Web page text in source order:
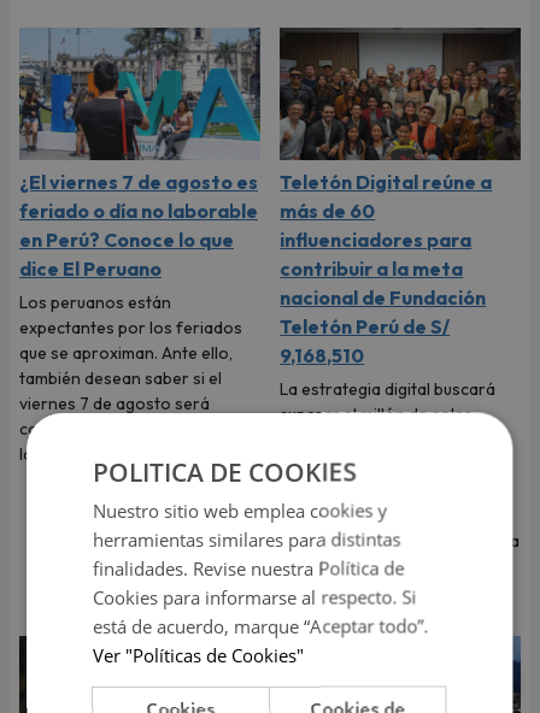
¿El viernes 7 de agosto es
feriado o día no laborable
en Perú? Conoce lo que
dice El Peruano
Los peruanos están
expectantes por los feriados
que se aproximan. Ante ello,
también desean saber si el
viernes 7 de agosto será
considerado feriado o día no
laborable.
Teletón Digital reúne a
más de 60
influenciadores para
contribuir a la meta
nacional de Fundación
Teletón Perú de S/
9,168,510
La estrategia digital buscará
superar el millón de soles
edición y contará durante la
de reconocidas figuras como
Ignacio Baladán, Natalia Segura
“La Segura”, Natalie Vértiz y
Yaco Eskenazi.
POLITICA DE COOKIES
Nuestro sitio web emplea cookies y
herramientas similares para distintas
finalidades. Revise nuestra Política de
Cookies para informarse al respecto. Si
está de acuerdo, marque “Aceptar todo”.
Ver "Políticas de Cookies"